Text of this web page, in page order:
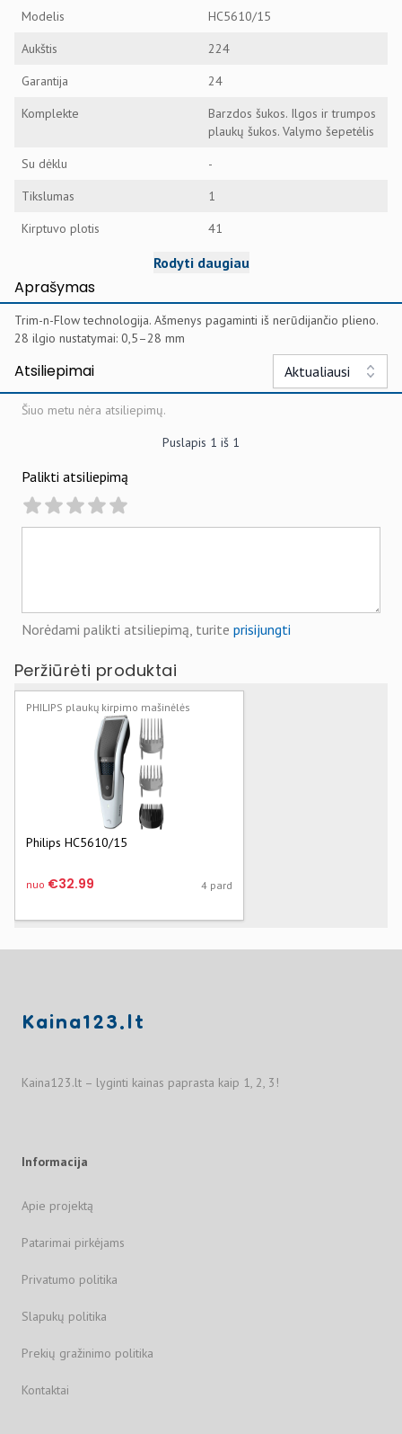
Modelis
HC5610/15
Aukštis
224
Garantija
24
Komplekte
Barzdos šukos. Ilgos ir trumpos
plaukų šukos. Valymo šepetėlis
Su dėklu
-
Tikslumas
1
Kirptuvo plotis
41
Rodyti daugiau
Aprašymas
Trim-n-Flow technologija. Ašmenys pagaminti iš nerūdijančio plieno.
28 ilgio nustatymai: 0,5–28 mm
Atsiliepimai Aktualiausi
Šiuo metu nėra atsiliepimų.
Puslapis 1 iš 1
Palikti atsiliepimą
Norėdami palikti atsiliepimą, turite prisijungti
Peržiūrėti produktai
PHILIPS plaukų kirpimo mašinėlės
Philips HC5610/15
nuo €32.99 4 pard
Kaina123.lt
Kaina123.lt – lyginti kainas paprasta kaip 1, 2, 3!
Informacija
Apie projektą
Patarimai pirkėjams
Privatumo politika
Slapukų politika
Prekių gražinimo politika
Kontaktai